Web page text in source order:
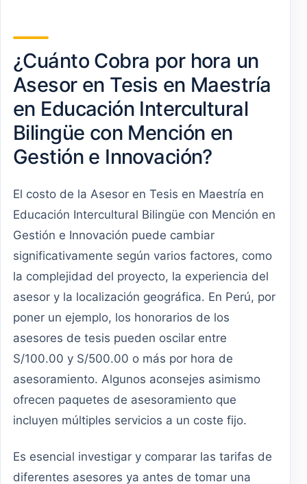
¿Cuánto Cobra por hora un
Asesor en Tesis en Maestría
en Educación Intercultural
Bilingüe con Mención en
Gestión e Innovación?
El costo de la Asesor en Tesis en Maestría en
Educación Intercultural Bilingüe con Mención en
Gestión e Innovación puede cambiar
significativamente según varios factores, como
la complejidad del proyecto, la experiencia del
asesor y la localización geográfica. En Perú, por
poner un ejemplo, los honorarios de los
asesores de tesis pueden oscilar entre
S/100.00 y S/500.00 o más por hora de
asesoramiento. Algunos aconsejes asimismo
ofrecen paquetes de asesoramiento que
incluyen múltiples servicios a un coste fijo.
Es esencial investigar y comparar las tarifas de
diferentes asesores ya antes de tomar una